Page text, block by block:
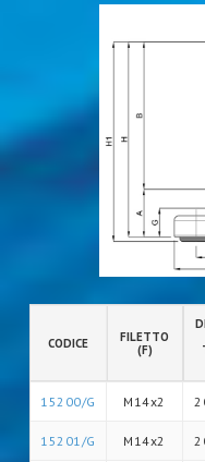
CODICE
FILETTO
(F)
15200/G M14x2
15201/G M14x2